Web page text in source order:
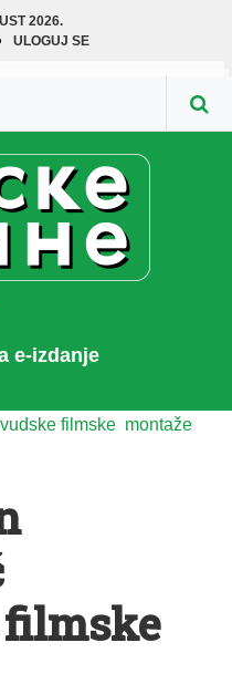
2026.
ULOGUJ SE
e-izdanje